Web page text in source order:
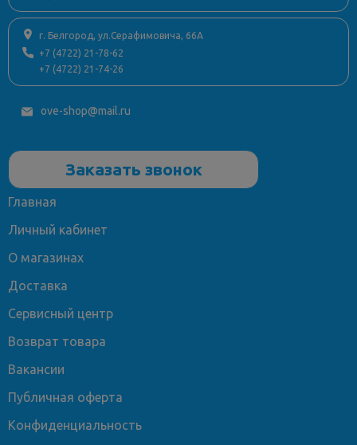
г. Белгород, ул.Серафимовича, 66А
+7 (4722) 21-78-62
+7 (4722) 21-74-26
ove-shop@mail.ru
Заказать звонок
Главная
Личный кабинет
О магазинах
Доставка
Сервисный центр
Возврат товара
Вакансии
Публичная оферта
Конфиденциальность